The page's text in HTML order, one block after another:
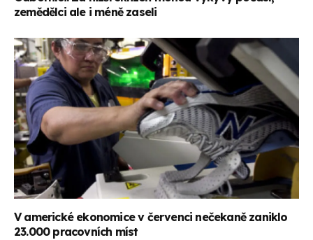
zemědělci ale i méně zaseli
V americké ekonomice v červenci nečekaně zaniklo
23.000 pracovních míst